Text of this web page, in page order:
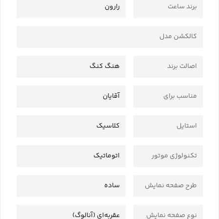
برند ساعت رارون
کالکشن مدل
اصالت برند هنگ کنگ
مناسب برای آقایان
استایل کلاسیک
تکنولوژی موتور اتوماتیک
طرح صفحه نمایش ساده
نوع صفحه نمایش عقربه‌ای (آنالوگ)